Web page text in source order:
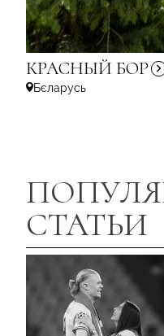
КРАСНЫЙ БОР
Бєларусь
СТАТЬИ